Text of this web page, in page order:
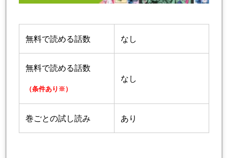
無料で読める話数 なし
無料で読める話数
（条件あり※）
なし
巻ごとの試し読み あり